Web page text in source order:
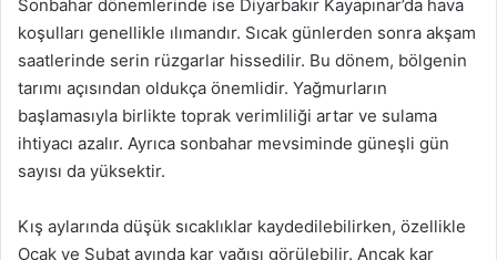
Sonbahar dönemlerinde ise Diyarbakır Kayapınar’da hava
koşulları genellikle ılımandır. Sıcak günlerden sonra akşam
saatlerinde serin rüzgarlar hissedilir. Bu dönem, bölgenin
tarımı açısından oldukça önemlidir. Yağmurların
başlamasıyla birlikte toprak verimliliği artar ve sulama
ihtiyacı azalır. Ayrıca sonbahar mevsiminde güneşli gün
sayısı da yüksektir.
Kış aylarında düşük sıcaklıklar kaydedilebilirken, özellikle
Ocak ve Şubat ayında kar yağışı görülebilir. Ancak kar